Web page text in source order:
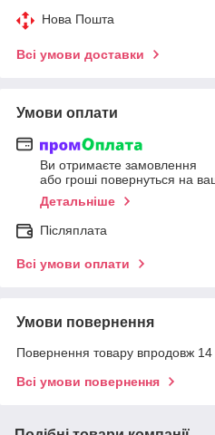
Нова Пошта
Всі умови доставки
Умови оплати
Ви отримаєте замовлення
або гроші повернуться на
Детальніше
Післяплата
Всі умови оплати
Умови повернення
Повернення товару впродовж 14
Всі умови повернення